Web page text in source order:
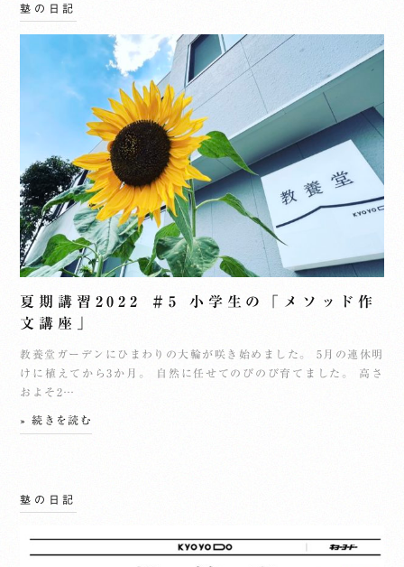
塾の日記
夏期講習2022 ＃5 小学生の「メソッド作
文講座」
教養堂ガーデンにひまわりの大輪が咲き始めました。 5月の連休明
けに植えてから3か月。 自然に任せてのびのび育てました。 高さ
およそ2…
» 続きを読む
塾の日記